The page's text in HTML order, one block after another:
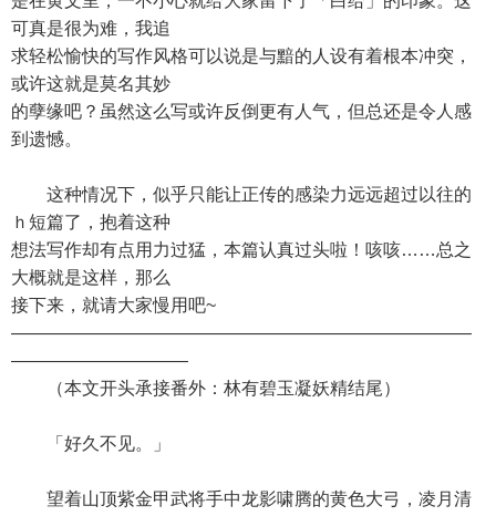
可真是很为难，我追
求轻松愉快的写作风格可以说是与黯的人设有着根本冲突，
或许这就是莫名其妙
的孽缘吧？虽然这么写或许反倒更有人气，但总还是令人感
到遗憾。
这种情况下，似乎只能让正传的感染力远远超过以往的
ｈ短篇了，抱着这种
想法写作却有点用力过猛，本篇认真过头啦！咳咳……总之
大概就是这样，那么
接下来，就请大家慢用吧~
——————————————————————————
——————————
（本文开头承接番外：林有碧玉凝妖精结尾）
「好久不见。」
望着山顶紫金甲武将手中龙影啸腾的黄色大弓，凌月清